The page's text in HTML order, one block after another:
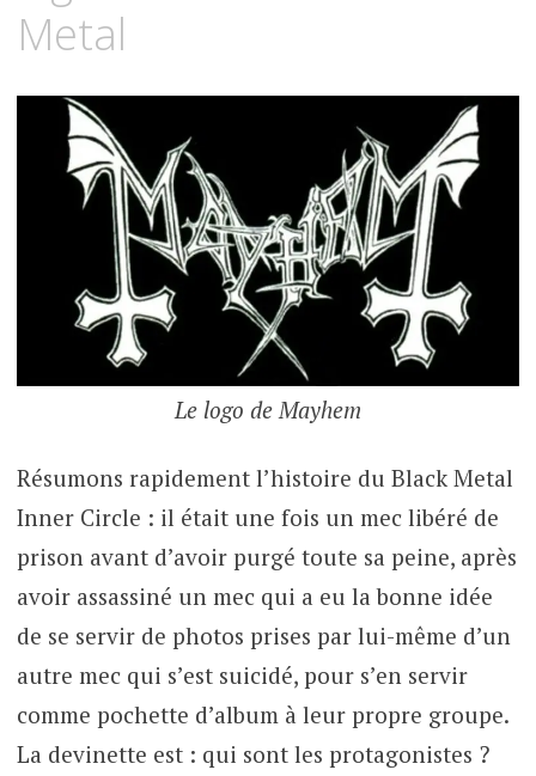
Metal
Le logo de Mayhem
Résumons rapidement l’histoire du Black Metal
Inner Circle : il était une fois un mec libéré de
prison avant d’avoir purgé toute sa peine, après
avoir assassiné un mec qui a eu la bonne idée
de se servir de photos prises par lui-même d’un
autre mec qui s’est suicidé, pour s’en servir
comme pochette d’album à leur propre groupe.
La devinette est : qui sont les protagonistes ?